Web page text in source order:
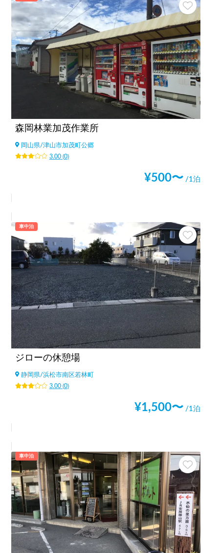
森岡林業加茂作業所
岡山県/津山市加茂町公郷
3.00(0)
¥500〜 /1泊
車中泊
ジローの休憩場
静岡県/浜松市南区若林町
3.00(0)
¥1,500〜 /1泊
車中泊